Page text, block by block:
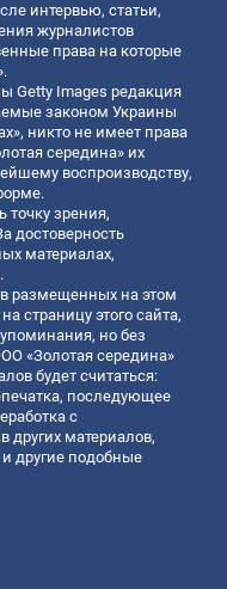
интервью, статьи,
журналистов
права на которые
Getty Images редакция
законом Украины
никто не имеет права
середина» их
воспроизводству,
точку зрения,
достоверность
материалах,
размещенных на этом
страницу этого сайта,
упоминания, но без
«Золотая середина»
будет считаться:
последующее
с
других материалов,
другие подобные